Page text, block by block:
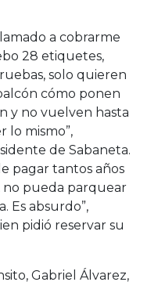
a cobrarme
28 etiquetes,
solo quieren
cómo ponen
y no vuelven hasta
lo mismo”,
de Sabaneta.
pagar tantos años
no pueda parquear
Es absurdo”,
pidió reservar su
Gabriel Álvarez,